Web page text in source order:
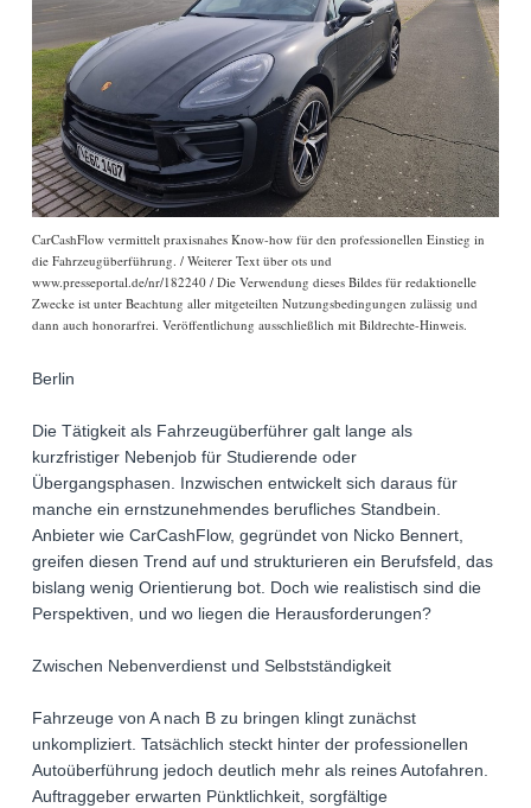
CarCashFlow vermittelt praxisnahes Know-how für den professionellen Einstieg in
die Fahrzeugüberführung. / Weiterer Text über ots und
www.presseportal.de/nr/182240 / Die Verwendung dieses Bildes für redaktionelle
Zwecke ist unter Beachtung aller mitgeteilten Nutzungsbedingungen zulässig und
dann auch honorarfrei. Veröffentlichung ausschließlich mit Bildrechte-Hinweis.
Berlin
Die Tätigkeit als Fahrzeugüberführer galt lange als
kurzfristiger Nebenjob für Studierende oder
Übergangsphasen. Inzwischen entwickelt sich daraus für
manche ein ernstzunehmendes berufliches Standbein.
Anbieter wie CarCashFlow, gegründet von Nicko Bennert,
greifen diesen Trend auf und strukturieren ein Berufsfeld, das
bislang wenig Orientierung bot. Doch wie realistisch sind die
Perspektiven, und wo liegen die Herausforderungen?
Zwischen Nebenverdienst und Selbstständigkeit
Fahrzeuge von A nach B zu bringen klingt zunächst
unkompliziert. Tatsächlich steckt hinter der professionellen
Autoüberführung jedoch deutlich mehr als reines Autofahren.
Auftraggeber erwarten Pünktlichkeit, sorgfältige